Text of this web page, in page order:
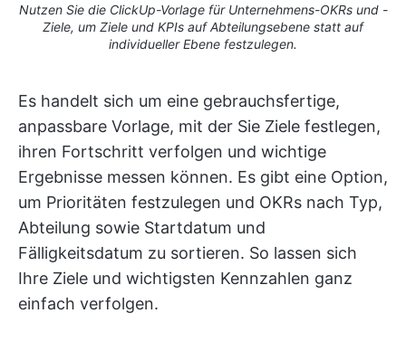
Nutzen Sie die ClickUp-Vorlage für Unternehmens-OKRs und -
Ziele, um Ziele und KPIs auf Abteilungsebene statt auf
individueller Ebene festzulegen.
Es handelt sich um eine gebrauchsfertige,
anpassbare Vorlage, mit der Sie Ziele festlegen,
ihren Fortschritt verfolgen und wichtige
Ergebnisse messen können. Es gibt eine Option,
um Prioritäten festzulegen und OKRs nach Typ,
Abteilung sowie Startdatum und
Fälligkeitsdatum zu sortieren. So lassen sich
Ihre Ziele und wichtigsten Kennzahlen ganz
einfach verfolgen.